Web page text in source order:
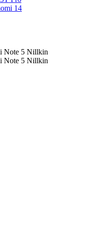
14
Note 5 Nillkin
Note 5 Nillkin